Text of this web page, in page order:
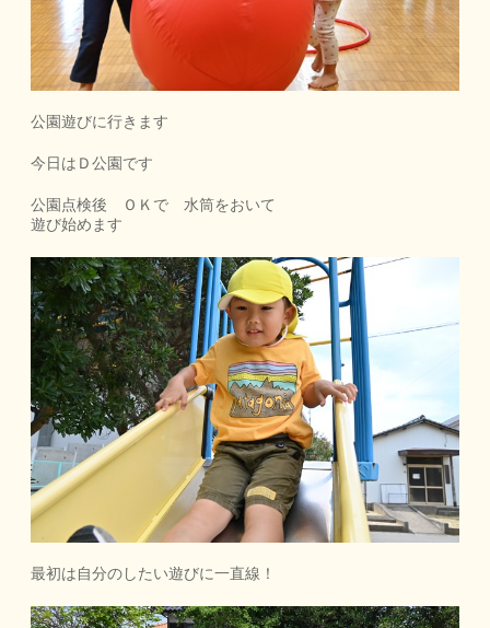
公園遊びに行きます
今日はＤ公園です
公園点検後 ＯＫで 水筒をおいて
遊び始めます
最初は自分のしたい遊びに一直線！